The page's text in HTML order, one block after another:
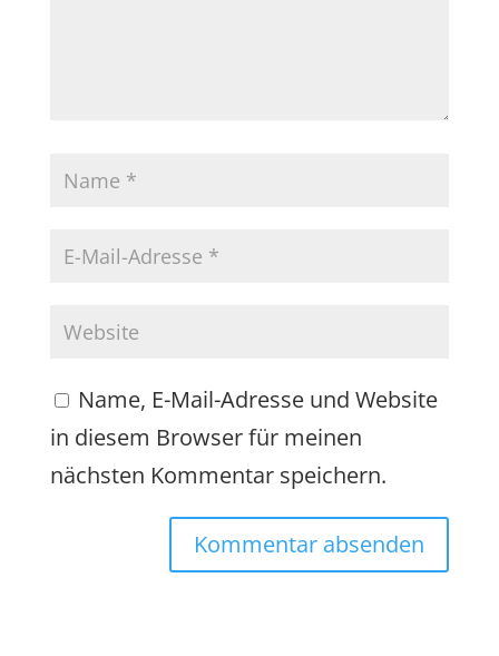
Name, E-Mail-Adresse und Website
in diesem Browser für meinen
nächsten Kommentar speichern.